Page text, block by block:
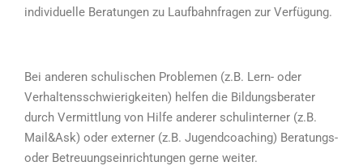
individuelle Beratungen zu Laufbahnfragen zur Verfügung.
Bei anderen schulischen Problemen (z.B. Lern- oder
Verhaltensschwierigkeiten) helfen die Bildungsberater
durch Vermittlung von Hilfe anderer schulinterner (z.B.
Mail&Ask) oder externer (z.B. Jugendcoaching) Beratungs-
oder Betreuungseinrichtungen gerne weiter.